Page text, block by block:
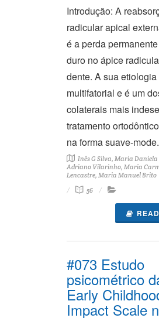
Introdução: A
radicular apical
é a perda
duro no ápice
dente. A sua etiologia
multifatorial e é um
colaterais mais
tratamento
na forma suave-
Inês G Silva, Maria Daniela
Adriano Vilarinho, Maria
Lencastre, Maria Manuel Brito
56
#073 Estudo
psicométrico
Early
Impact Scale